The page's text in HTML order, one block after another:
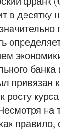
в десятку
привязан
росту
на
правило,